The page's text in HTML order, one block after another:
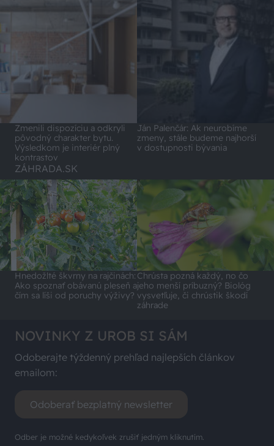
Zmenili dispozíciu a odkryli
pôvodný charakter bytu.
Výsledkom je interiér plný
kontrastov
Ján Palenčár: Ak neurobíme
zmeny, stále budeme najhorší
v dostupnosti bývania
ZÁHRADA.SK
Hnedožlté škvrny na rajčinách:
Ako spoznať obávanú pleseň a
čím sa líši od poruchy výživy?
Chrústa pozná každý, no čo
jeho menší príbuzný? Biológ
vysvetľuje, či chrústik škodí
záhrade
NOVINKY Z UROB SI SÁM
Odoberajte týždenný prehľad najlepších článkov
emailom:
Odoberať bezplatný newsletter
Odber je možné kedykoľvek zrušiť jedným kliknutím.